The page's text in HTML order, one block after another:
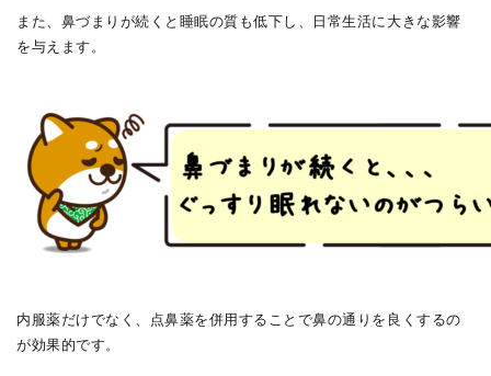
また、鼻づまりが続くと睡眠の質も低下し、日常生活に大きな影響
を与えます。
内服薬だけでなく、点鼻薬を併用することで鼻の通りを良くするの
が効果的です。